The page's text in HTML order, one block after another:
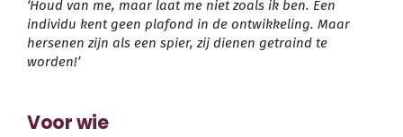
‘Houd van me, maar laat me niet zoals ik ben. Een
individu kent geen plafond in de ontwikkeling. Maar
hersenen zijn als een spier, zij dienen getraind te
worden!’
Voor wie